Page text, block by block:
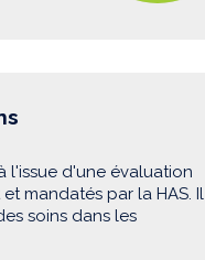
l'issue d'une évaluation
mandatés par la HAS. Il
soins dans les